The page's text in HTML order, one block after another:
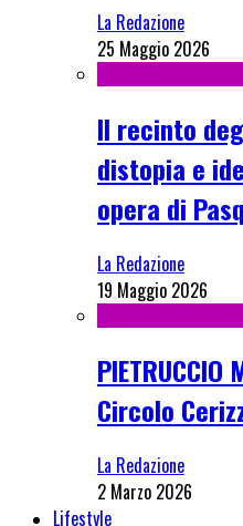
La Redazione
25 Maggio 2026
Il recinto
distopia e
opera di
La Redazione
19 Maggio 2026
PIETRUCCIO
Circolo
La Redazione
2 Marzo 2026
Lifestyle